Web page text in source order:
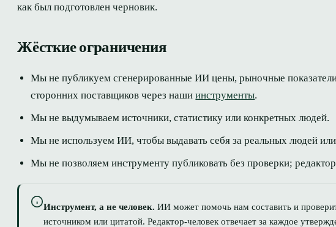
как был подготовлен черновик.
Жёсткие ограничения
Мы не публикуем сгенерированные ИИ цены, рыночные
сторонних поставщиков через нашиинструменты.
Мы не выдумываем источники, статистику или конкретных людей.
Мы не используем ИИ, чтобы выдавать себя за реальных людей
Мы не позволяем инструменту публиковать без проверки;
Инструмент, а не человек. ИИ может помочь нам составить и
источником или цитатой. Редактор-человек отвечает за каждое